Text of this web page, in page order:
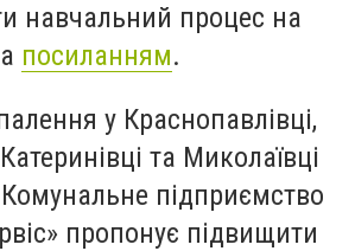
навчальний процес на
посиланням.
у Краснопавлівці,
та Миколаївці
підприємство
пропонує підвищити